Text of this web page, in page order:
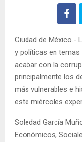
Ciudad de México.-
y políticas en temas
acabar con la
principalmente los
más vulnerables e
este miércoles
Soledad García
Económicos,